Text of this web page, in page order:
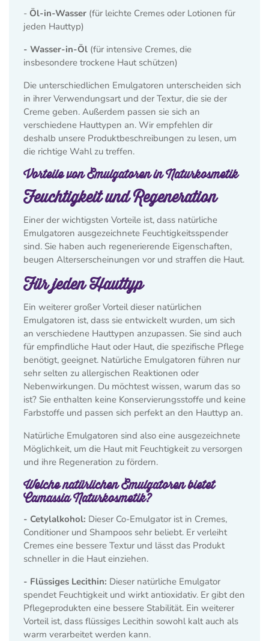
- Öl-in-Wasser (für leichte Cremes oder Lotionen für
jeden Hauttyp)
- Wasser-in-Öl (für intensive Cremes, die
insbesondere trockene Haut schützen)
Die unterschiedlichen Emulgatoren unterscheiden sich
in ihrer Verwendungsart und der Textur, die sie der
Creme geben. Außerdem passen sie sich an
verschiedene Hauttypen an. Wir empfehlen dir
deshalb unsere Produktbeschreibungen zu lesen, um
die richtige Wahl zu treffen.
Vorteile von Emulgatoren in Naturkosmetik
Feuchtigkeit und Regeneration
Einer der wichtigsten Vorteile ist, dass natürliche
Emulgatoren ausgezeichnete Feuchtigkeitsspender
sind. Sie haben auch regenerierende Eigenschaften,
beugen Alterserscheinungen vor und straffen die Haut.
Für jeden Hauttyp
Ein weiterer großer Vorteil dieser natürlichen
Emulgatoren ist, dass sie entwickelt wurden, um sich
an verschiedene Hauttypen anzupassen. Sie sind auch
für empfindliche Haut oder Haut, die spezifische Pflege
benötigt, geeignet. Natürliche Emulgatoren führen nur
sehr selten zu allergischen Reaktionen oder
Nebenwirkungen. Du möchtest wissen, warum das so
ist? Sie enthalten keine Konservierungsstoffe und keine
Farbstoffe und passen sich perfekt an den Hauttyp an.
Natürliche Emulgatoren sind also eine ausgezeichnete
Möglichkeit, um die Haut mit Feuchtigkeit zu versorgen
und ihre Regeneration zu fördern.
Welche natürlichen Emulgatoren bietet
Camassia Naturkosmetik?
- Cetylalkohol: Dieser Co-Emulgator ist in Cremes,
Conditioner und Shampoos sehr beliebt. Er verleiht
Cremes eine bessere Textur und lässt das Produkt
schneller in die Haut einziehen.
- Flüssiges Lecithin: Dieser natürliche Emulgator
spendet Feuchtigkeit und wirkt antioxidativ. Er gibt den
Pflegeprodukten eine bessere Stabilität. Ein weiterer
Vorteil ist, dass flüssiges Lecithin sowohl kalt auch als
warm verarbeitet werden kann.